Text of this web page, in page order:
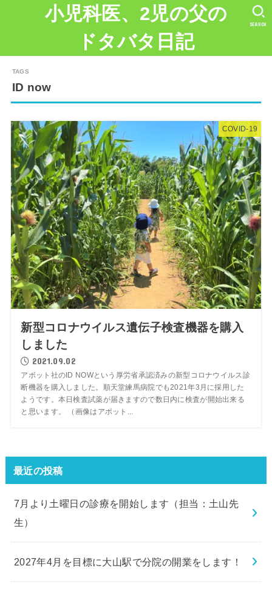
小児科医、2児の父の
ドタバタ日記
SEARCH
ID now
COVID-19
新型コロナウイルス遺伝子検査機器を購入
しました
2021.09.02
アボット社のID NOWという厚労省承認済みの新型コロナウイルス診
断機器を購入しました。順天堂練馬病院でも2021年3月に採用した
ようです。本日検査試薬が届きますので数日内に検査が開始出来る
と思います。 （画像はアボット...
最近の投稿
7月より土曜日の診療を開始します（担当：土山先
生）
2027年4月を目標に大山駅で分院の開業をします！